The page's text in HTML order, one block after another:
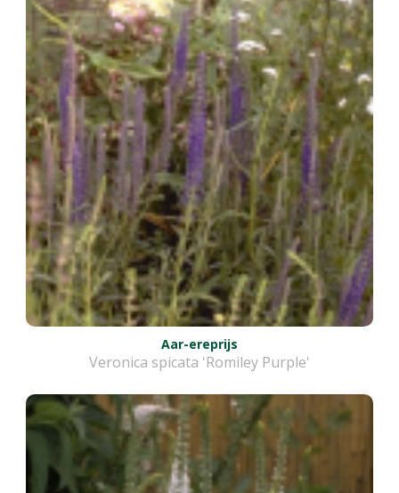
Aar-ereprijs
Veronica spicata 'Romiley Purple'